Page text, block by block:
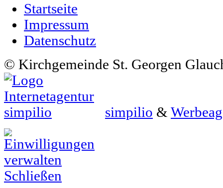
Startseite
Impressum
Datenschutz
© Kirchgemeinde St. Georgen
simpilio &
Schließen